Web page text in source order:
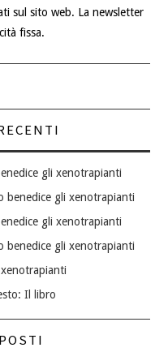
sul sito web. La newsletter
fissa.
gli xenotrapianti
benedice gli xenotrapianti
gli xenotrapianti
benedice gli xenotrapianti
Il libro